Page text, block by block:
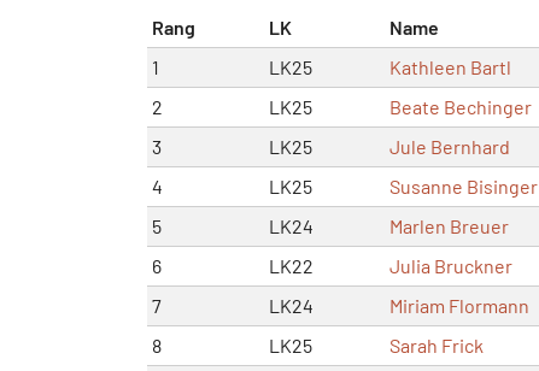
Rang LK Name
1
LK25 Kathleen Bartl
2
LK25 Beate Bechinger
3
LK25 Jule Bernhard
4
LK25 Susanne Bisinger
5
LK24 Marlen Breuer
6
LK22 Julia Bruckner
7
LK24 Miriam Flormann
8
LK25 Sarah Frick